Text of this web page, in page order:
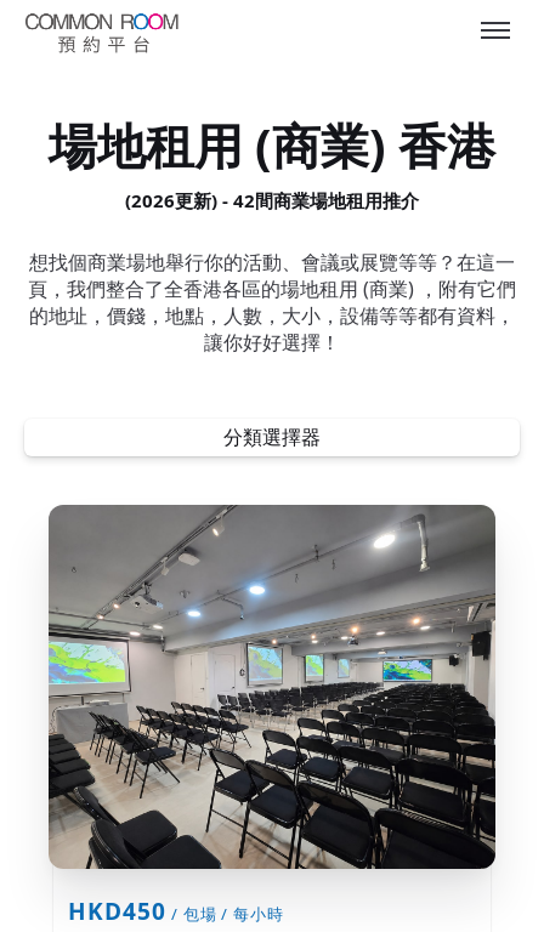
場地租用 (商業) 香港
(2026更新) - 42間商業場地租用推介
想找個商業場地舉行你的活動、會議或展覽等等？在這一
頁，我們整合了全香港各區的場地租用 (商業) ，附有它們
的地址，價錢，地點，人數，大小，設備等等都有資料，
讓你好好選擇！
分類選擇器
HKD450 / 包場 / 每小時